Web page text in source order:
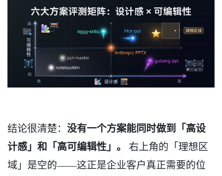
结论很清楚： 没有一个方案能同时做到「高设
计感」和「高可编辑性」。
右上角的「理想区
域」是空的——这正是企业客户真正需要的位